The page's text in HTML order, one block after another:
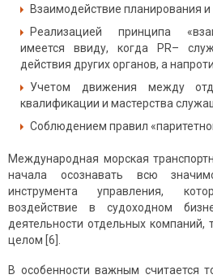
Взаимодействие планирования
Реализацией принципа
имеется ввиду, когда PR–
действия других органов, а
Учетом движения между
квалификации и мастерства
Соблюдением правил
Международная морская
начала осознавать всю
инструмента управления,
воздействие в судоходном
деятельности отдельных
целом [6].
В особенности важным считается